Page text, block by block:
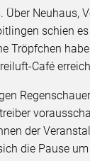
Neuhaus,
schien
Tröpfchen
Café
der
die Pause